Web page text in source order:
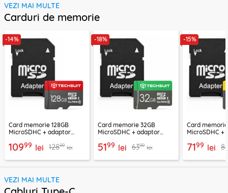
VEZI MAI MULTE
Carduri de memorie
-14%
Card memorie 128GB
MicroSDHC + adaptor
10999 lei 12899 lei
-18%
Card memorie 32GB
MicroSDHC + adaptor
5199 lei 6399 lei
-15%
Card
MicroSDHC +
7199 lei
VEZI MAI MULTE